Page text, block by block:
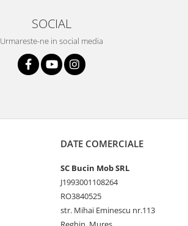
SOCIAL
Urmareste-ne in social media
DATE COMERCIALE
SC Bucin Mob SRL
J1993001108264
RO3840525
str. Mihai Eminescu nr.113